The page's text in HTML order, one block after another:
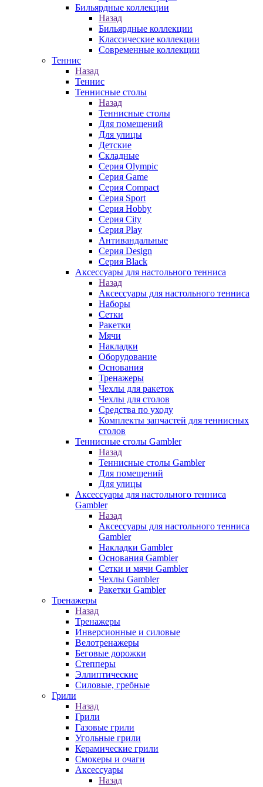
Бильярдные коллекции
Назад
Бильярдные коллекции
Классические коллекции
Современные коллекции
Теннис
Назад
Теннис
Теннисные столы
Назад
Теннисные столы
Для помещений
Для улицы
Детские
Складные
Серия Olympic
Серия Game
Серия Compact
Серия Sport
Серия Hobby
Серия City
Серия Play
Антивандальные
Серия Design
Серия Black
Аксессуары для настольного тенниса
Назад
Аксессуары для настольного тенниса
Наборы
Сетки
Ракетки
Мячи
Накладки
Оборудование
Основания
Тренажеры
Чехлы для ракеток
Чехлы для столов
Средства по уходу
Комплекты запчастей для теннисных
столов
Теннисные столы Gambler
Назад
Теннисные столы Gambler
Для помещений
Для улицы
Аксессуары для настольного тенниса
Gambler
Назад
Аксессуары для настольного тенниса
Gambler
Накладки Gambler
Основания Gambler
Сетки и мячи Gambler
Чехлы Gambler
Ракетки Gambler
Тренажеры
Назад
Тренажеры
Инверсионные и силовые
Велотренажеры
Беговые дорожки
Степперы
Эллиптические
Силовые, гребные
Грили
Назад
Грили
Газовые грили
Угольные грили
Керамические грили
Смокеры и очаги
Аксессуары
Назад